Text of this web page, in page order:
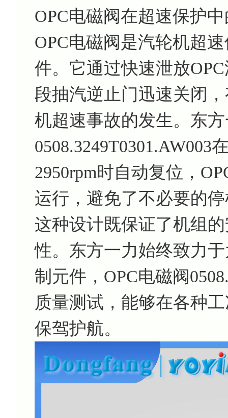
OPC电磁阀在超速保护
OPC电磁阀是汽轮机超
件。它通过快速泄放
段抽汽逆止门迅速关闭
机超速事故的发生。东
2950rpm时自动复位，
运行，避免了不必要的
这种设计既保证了机组
性。东方一力始终致力
制元件，OPC电磁阀
质量测试，能够在各种
保驾护航。